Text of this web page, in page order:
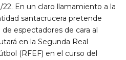
En un claro llamamiento a la
santacrucera pretende
espectadores de cara al
en la Segunda Real
(RFEF) en el curso del